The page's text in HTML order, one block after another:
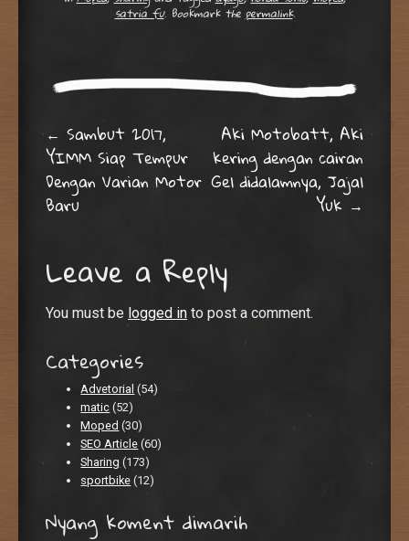
satria fu. Bookmark the permalink.
Post navigation
← Sambut 2017,
YIMM Siap Tempur
Dengan Varian Motor
Baru
Aki Motobatt, Aki
kering dengan cairan
Gel didalamnya, Jajal
Yuk→
Leave a Reply
You must be logged in to post a comment.
Categories
Advetorial (54)
matic (52)
Moped (30)
SEO Article (60)
Sharing (173)
sportbike (12)
Nyang koment dimarih